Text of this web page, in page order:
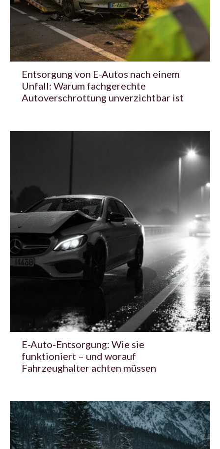
Entsorgung von E-Autos nach einem
Unfall: Warum fachgerechte
Autoverschrottung unverzichtbar ist
E-Auto-Entsorgung: Wie sie
funktioniert – und worauf
Fahrzeughalter achten müssen